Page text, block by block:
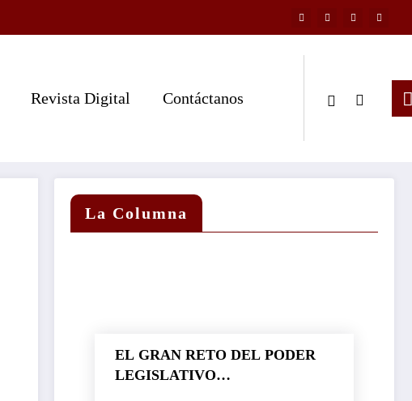
Revista Digital Contáctanos
La Columna
EL GRAN RETO DEL PODER
LEGISLATIVO…